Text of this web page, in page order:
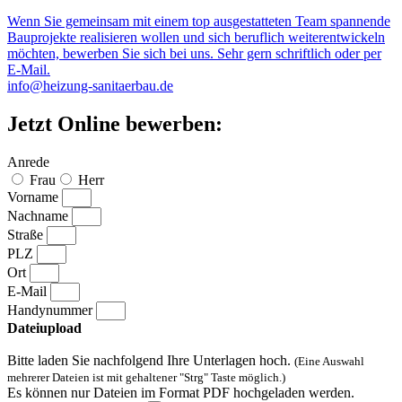
Wenn Sie gemeinsam mit einem top ausgestatteten Team spannende
Bauprojekte realisieren wollen und sich beruflich weiterentwickeln
möchten, bewerben Sie sich bei uns. Sehr gern schriftlich oder per
E-Mail.
info@heizung-sanitaerbau.de
Jetzt Online bewerben:
Anrede
Frau
Herr
Vorname
Nachname
Straße
PLZ
Ort
E-Mail
Handynummer
Dateiupload
Bitte laden Sie nachfolgend Ihre Unterlagen hoch. (Eine Auswahl
mehrerer Dateien ist mit gehaltener "Strg" Taste möglich.)
Es können nur Dateien im Format PDF hochgeladen werden.